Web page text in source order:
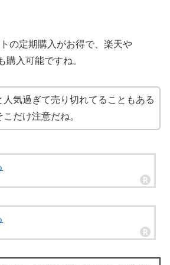
の定期購入がお得で、楽天や
購入可能ですね。
人気過ぎて売り切れてることもある
だけ注意だね。